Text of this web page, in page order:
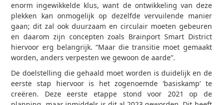
enorm ingewikkelde klus, want de ontwikkeling van deze
plekken kan onmogelijk op dezelfde vervuilende manier
gaan; dit zal ook duurzaam en circulair moeten gebeuren
en daarom zijn concepten zoals Brainport Smart District
hiervoor erg belangrijk. “Maar die transitie moet gemaakt
worden, anders verpesten we gewoon de aarde”.
De doelstelling die gehaald moet worden is duidelijk en de
eerste stap hiervoor is het zogenoemde ‘basiskamp’ te
creëren. Deze eerste etappe stond voor 2021 op de